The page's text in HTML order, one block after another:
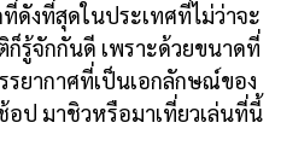
ดังที่สุดในประเทศที่ไม่ว่าจะ
รู้จักกันดี เพราะด้วยขนาดที่
ยากาศที่เป็นเอกลักษณ์ของ
ป มาชิวหรือมาเที่ยวเล่นที่นี้